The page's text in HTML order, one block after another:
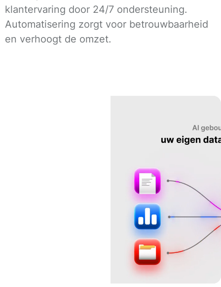
klantervaring door 24/7 ondersteuning.
Automatisering zorgt voor betrouwbaarheid
en verhoogt de omzet.